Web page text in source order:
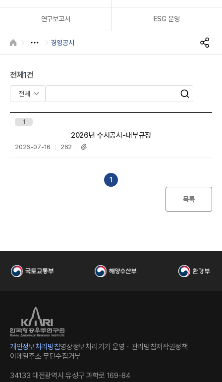
R
한
연구보고서 ESG 운영
HOME 경영공시
S
N
전체1건
색
어
검
1
제목
2026년 수시공시-내부규정
등
2026-07-16
조
262
첨
1
목록
개인정보처리방침영상정보처리기기 운영ㆍ관리방침저작권정책
이메일주소 무단수집거부
34133 대전광역시 유성구 과학로 169-84